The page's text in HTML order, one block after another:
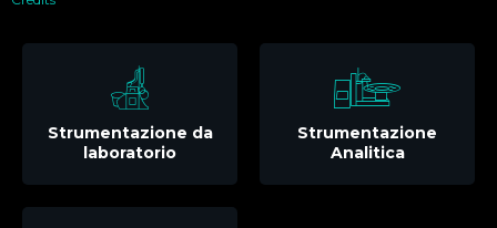
Strumentazione da
laboratorio
Strumentazione
Analitica